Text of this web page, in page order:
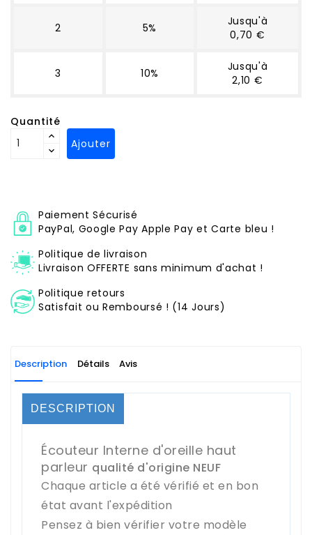
2 5%
Jusqu'à
0,70 €
3 10%
Jusqu'à
2,10 €
Quantité
Ajouter
Paiement Sécurisé
PayPal, Google Pay Apple Pay et Carte bleu !
Politique de livraison
Livraison OFFERTE sans minimum d'achat !
Politique retours
Satisfait ou Remboursé ! (14 Jours)
Description Détails Avis
DESCRIPTION
Écouteur Interne d'oreille haut
parleur qualité d'origine NEUF
Chaque article a été vérifié et en bon
état avant l'expédition
Pensez à bien vérifier votre modèle